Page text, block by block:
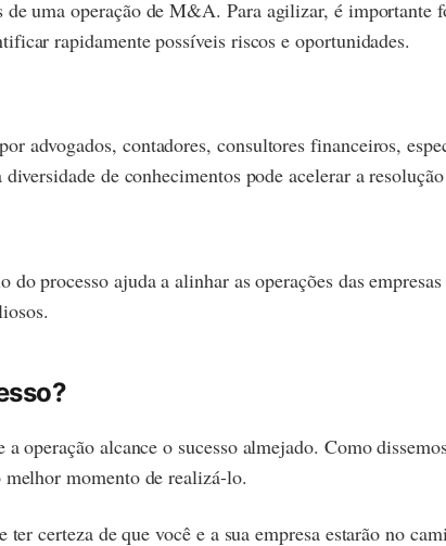
uma operação de M&A. Para agilizar, é importante
rapidamente possíveis riscos e oportunidades.
advogados, contadores, consultores financeiros,
de conhecimentos pode acelerar a
processo ajuda a alinhar as operações das
operação alcance o sucesso almejado. Como
momento de realizá-lo.
certeza de que você e a sua empresa estarão no